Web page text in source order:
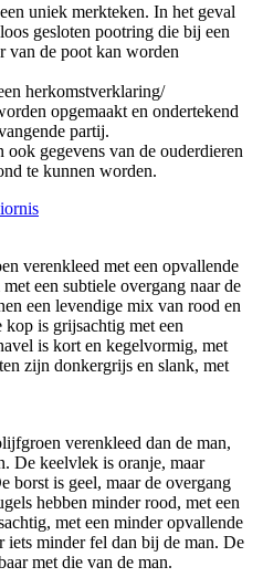
uniek merkteken. In het geval
gesloten pootring die bij een
van de poot kan worden
herkomstverklaring/
opgemaakt en ondertekend
partij.
gegevens van de ouderdieren
te kunnen worden.
verenkleed met een opvallende
een subtiele overgang naar de
een levendige mix van rood en
kop is grijsachtig met een
is kort en kegelvormig, met
zijn donkergrijs en slank, met
verenkleed dan de man,
De keelvlek is oranje, maar
borst is geel, maar de overgang
hebben minder rood, met een
met een minder opvallende
iets minder fel dan bij de man. De
met die van de man.